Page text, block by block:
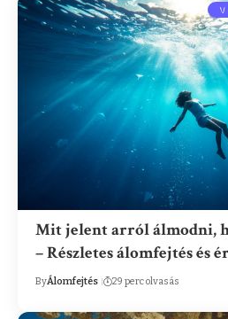
Mit jelent arról álmodni,
– Részletes álomfejtés és
ByÁlomfejtés 29 perc olvasás